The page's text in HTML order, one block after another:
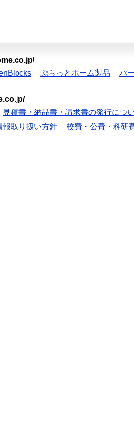
ぷらっとホーム製品 パ
見積書・納品書・請求書の発行につ
報取り扱い方針 校費・公費・科研